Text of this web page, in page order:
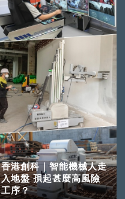
香港創科｜智能機械人走
入地盤 孭起甚麼高風險
工序？